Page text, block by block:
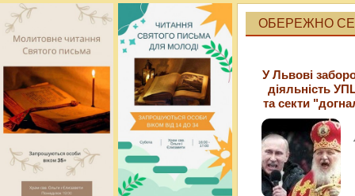
ОБЕРЕЖНО
У Львові
діяльність
та секти